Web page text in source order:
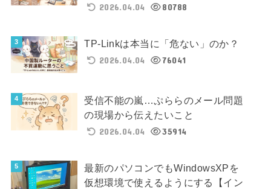
2026.04.04
80788
TP-Linkは本当に「危ない」のか？
2026.04.04
76041
受信不能の嵐…ぷららのメール問題
の現場から伝えたいこと
2026.04.04
35914
最新のパソコンでもWindowsXPを
仮想環境で使えるようにする【イン